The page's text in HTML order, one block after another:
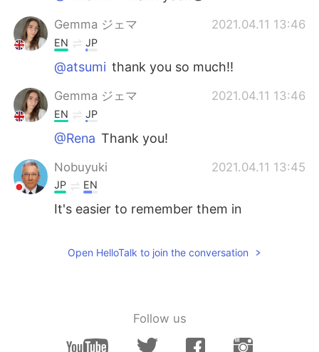
Gemma ジェマ 2021.04.11 13:46
EN JP
@atsumi thank you so much!!
Gemma ジェマ 2021.04.11 13:46
EN JP
@Rena Thank you!
Nobuyuki 2021.04.11 13:45
JP EN
It's easier to remember them in
は、わんわんとほえる。 ・せなかがかゆ
た。 ・ひる(ひるま)はあかるい。 daytime
る。 ・にほんのへやはせまい。 ・そとでサ
Open HelloTalk to join the conversation
Follow us